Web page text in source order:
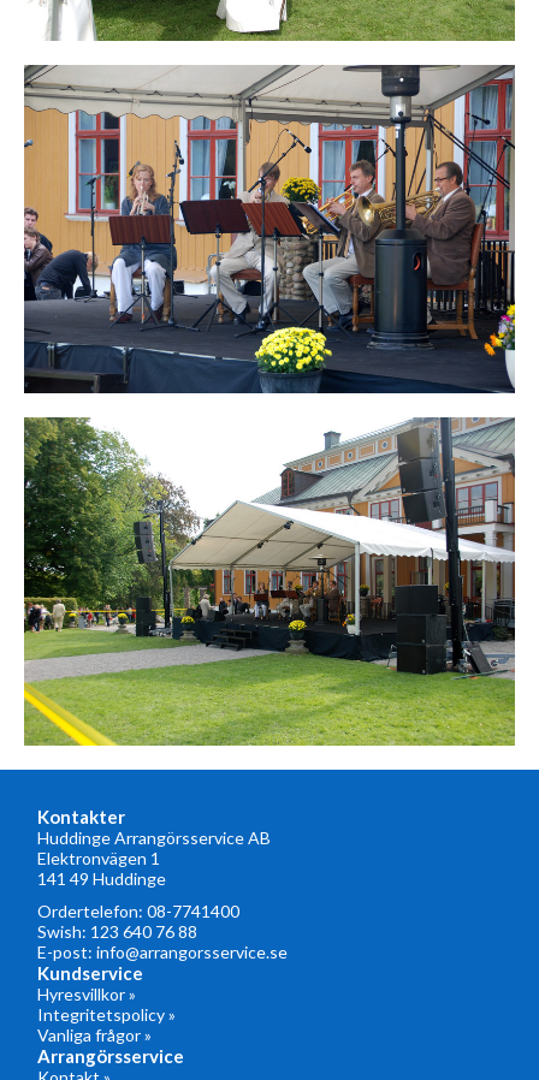
Kontakter
Huddinge Arrangörsservice AB
Elektronvägen 1
141 49 Huddinge
Ordertelefon: 08-7741400
Swish: 123 640 76 88
E-post: info@arrangorsservice.se
Kundservice
Hyresvillkor »
Integritetspolicy »
Vanliga frågor »
Arrangörsservice